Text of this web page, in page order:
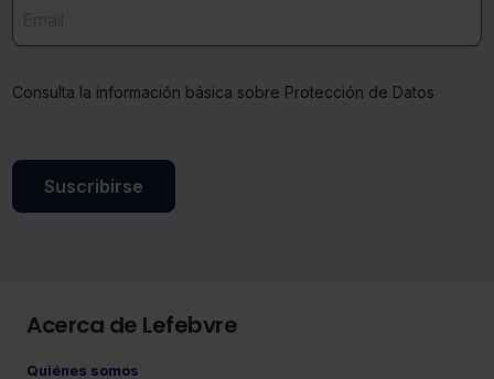
Consulta la información básica sobre Protección de Datos
Suscribirse
Acerca de Lefebvre
Quiénes somos